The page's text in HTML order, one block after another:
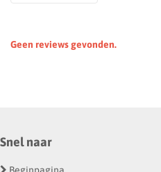
Geen reviews gevonden.
Snel naar